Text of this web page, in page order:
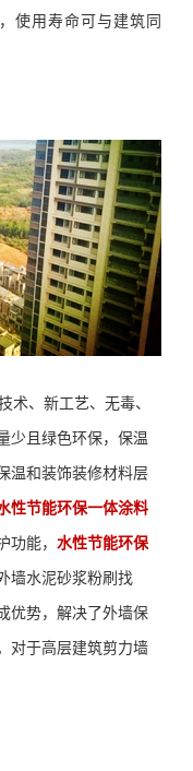
使用寿命可与建筑同
术、新工艺、无毒、
少且绿色环保，保温
温和装饰装修材料层
性节能环保一体涂料
功能， 水性节能环保
墙水泥砂浆粉刷找
优势，解决了外墙保
对于高层建筑剪力墙